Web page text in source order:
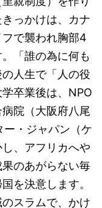
っかけは、カナ
で襲われ胸部4
「誰の為に何も
人生で「人の役
卒業後は、NPO
院（大阪府八尾
・ジャパン（ケ
、アフリカへや
のあがらない毎
を決意します。
スラムで、かけ